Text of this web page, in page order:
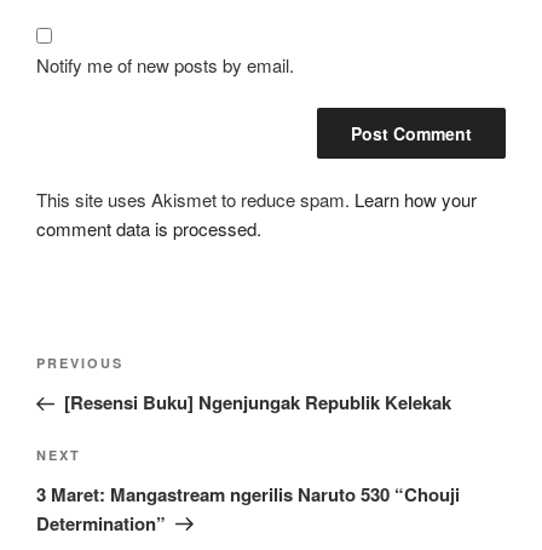
Notify me of new posts by email.
This site uses Akismet to reduce spam. Learn how your
comment data is processed.
Post
Previous
Post
PREVIOUS
[Resensi Buku] Ngenjungak Republik Kelekak
Next
Post
NEXT
3 Maret: Mangastream ngerilis Naruto 530 “Chouji
Determination”